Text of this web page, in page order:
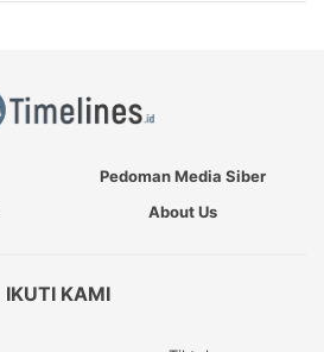
Pedoman Media Siber
About Us
IKUTI KAMI